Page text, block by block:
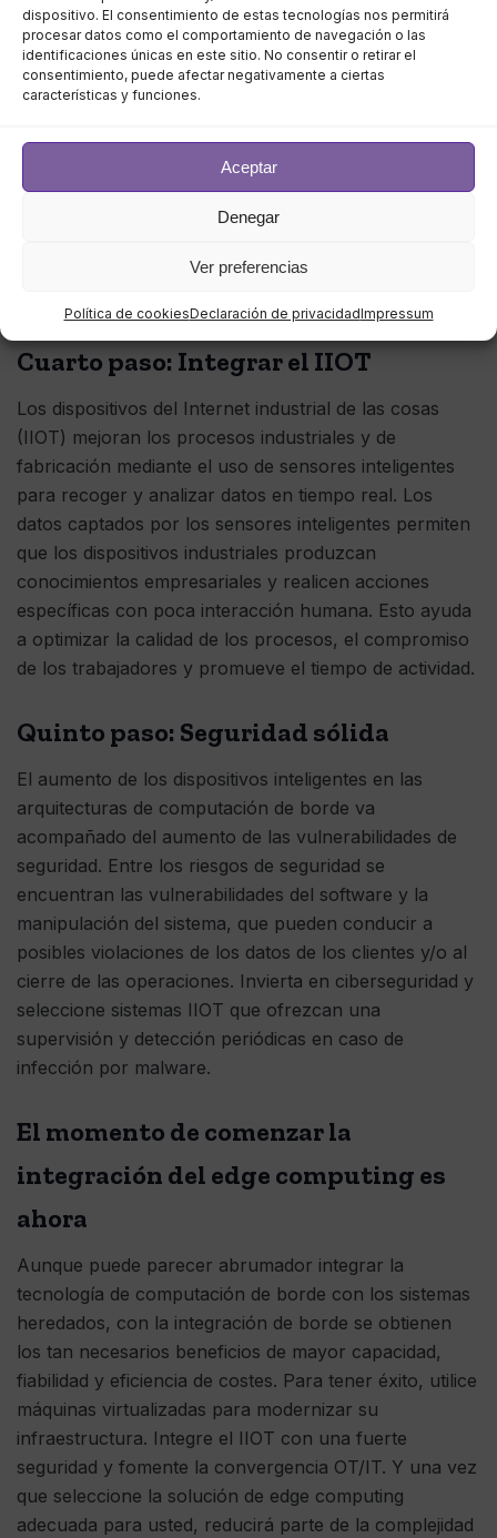
dispositivo. El consentimiento de estas tecnologías nos permitirá
procesar datos como el comportamiento de navegación o las
identificaciones únicas en este sitio. No consentir o retirar el
consentimiento, puede afectar negativamente a ciertas
características y funciones.
Aceptar
Denegar
Ver preferencias
Política de cookiesDeclaración de privacidadImpressum
y organizado, como una sala de control? ¿Qué
proximidad tendrá la informática con respecto al lugar
físico donde se recogen y analizan los datos?
una solución de integración de borde son
Redundancia integrada; y
Análisis predictivo.
Cuarto paso: Integrar el IIOT
Los dispositivos del Internet industrial de las cosas
(IIOT) mejoran los procesos industriales y de
fabricación mediante el uso de sensores inteligentes
para recoger y analizar datos en tiempo real. Los
datos captados por los sensores inteligentes permiten
que los dispositivos industriales produzcan
conocimientos empresariales y realicen acciones
específicas con poca interacción humana. Esto ayuda
a optimizar la calidad de los procesos, el compromiso
de los trabajadores y promueve el tiempo de actividad.
Quinto paso: Seguridad sólida
El aumento de los dispositivos inteligentes en las
arquitecturas de computación de borde va
acompañado del aumento de las vulnerabilidades de
seguridad. Entre los riesgos de seguridad se
encuentran las vulnerabilidades del software y la
manipulación del sistema, que pueden conducir a
posibles violaciones de los datos de los clientes y/o al
cierre de las operaciones. Invierta en ciberseguridad y
seleccione sistemas IIOT que ofrezcan una
supervisión y detección periódicas en caso de
infección por malware.
El momento de comenzar la
integración del edge computing es
ahora
Aunque puede parecer abrumador integrar la
tecnología de computación de borde con los sistemas
heredados, con la integración de borde se obtienen
los tan necesarios beneficios de mayor capacidad,
fiabilidad y eficiencia de costes. Para tener éxito, utilice
máquinas virtualizadas para modernizar su
infraestructura. Integre el IIOT con una fuerte
seguridad y fomente la convergencia OT/IT. Y una vez
que seleccione la solución de edge computing
adecuada para usted, reducirá parte de la complejidad